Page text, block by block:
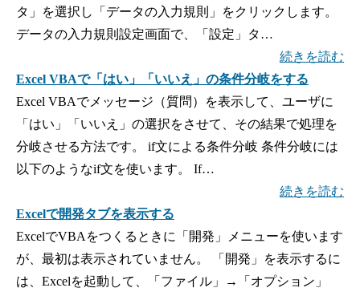
タ」を選択し「データの入力規則」をクリックします。
データの入力規則設定画面で、「設定」タ…
続きを読む
Excel VBAで「はい」「いいえ」の条件分岐をする
Excel VBAでメッセージ（質問）を表示して、ユーザに
「はい」「いいえ」の選択をさせて、その結果で処理を
分岐させる方法です。 if文による条件分岐 条件分岐には
以下のようなif文を使います。 If…
続きを読む
Excelで開発タブを表示する
ExcelでVBAをつくるときに「開発」メニューを使います
が、最初は表示されていません。 「開発」を表示するに
は、Excelを起動して、「ファイル」→「オプション」